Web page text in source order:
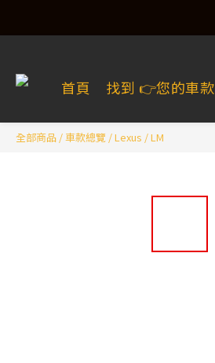
首頁 找到 👉️您的車款
全部商品 /車款總覽 /Lexus /LM